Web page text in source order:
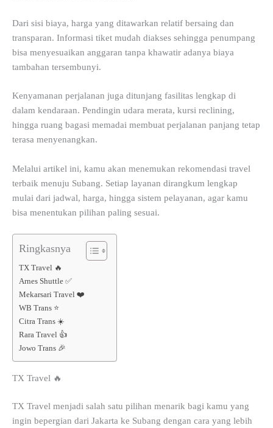
Dari sisi biaya, harga yang ditawarkan relatif bersaing dan
transparan. Informasi tiket mudah diakses sehingga penumpang
bisa menyesuaikan anggaran tanpa khawatir adanya biaya
tambahan tersembunyi.
Kenyamanan perjalanan juga ditunjang fasilitas lengkap di
dalam kendaraan. Pendingin udara merata, kursi reclining,
hingga ruang bagasi memadai membuat perjalanan panjang tetap
terasa menyenangkan.
Melalui artikel ini, kamu akan menemukan rekomendasi travel
terbaik menuju Subang. Setiap layanan dirangkum lengkap
mulai dari jadwal, harga, hingga sistem pelayanan, agar kamu
bisa menentukan pilihan paling sesuai.
Ringkasnya
TX Travel 🔥
Arnes Shuttle ✅
Mekarsari Travel ❤️
WB Trans ⭐
Citra Trans ☀️
Rara Travel 👍
Jowo Trans 🎉
TX Travel 🔥
TX Travel menjadi salah satu pilihan menarik bagi kamu yang
ingin bepergian dari Jakarta ke Subang dengan cara yang lebih